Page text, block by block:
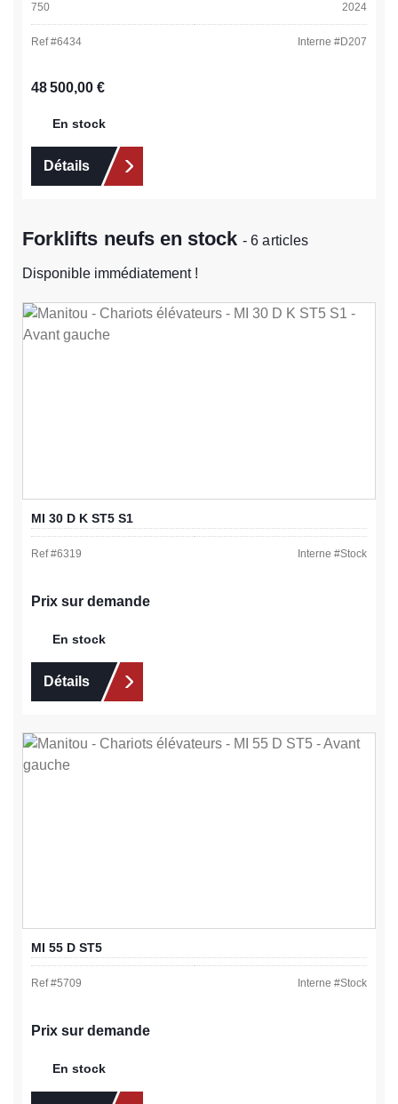
750
2024
Ref #6434 Interne #D207
Prix régulier :
48 500,00 €
En stock
Détails
Forklifts neufs en stock- 6 articles
Disponible immédiatement !
MI 30 D K ST5 S1
Ref #6319 Interne #Stock
Prix sur demande
En stock
Détails
MI 55 D ST5
Ref #5709 Interne #Stock
Prix sur demande
En stock